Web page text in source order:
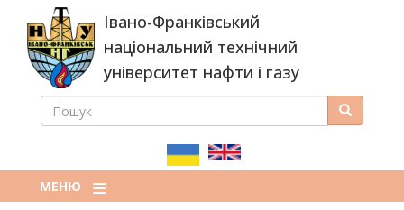
основного
вмісту
Івано-Франківський
національний технічний
університет нафти і газу
ПОШУКОВА
ПОШУК Пошук
МЕНЮ